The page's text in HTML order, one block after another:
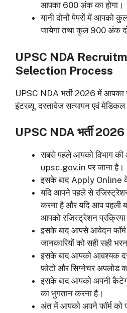
आपका 600 अंक का होगा।
यानी दोनों पेपरों में आपको
जायेगा तथा कुल 900 अंक
UPSC NDA
Selection Process
UPSC NDA भर्ती 2026 में आपका
इंटरव्यू, दस्तावेज सत्यापन एवं
UPSC NDA भर्ती
सबसे पहले आपको विभाग की
upsc.gov.in पर जाना है।
इसके बाद Apply Online
यदि आपने पहले से
करना है और यदि आप पहली
आपको रजिस्ट्रेशन प्रक्रिया
इसके बाद आपसे आवेदन फॉर्म
जानकारियों को सही सही
इसके बाद आपको आवश्यक
फोटो और सिग्नेचर अपलोड
इसके बाद आपको अपनी
का भुगतान करना है।
अंत में आपको अपने फॉर्म को